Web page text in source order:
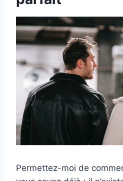
Permettez-moi de